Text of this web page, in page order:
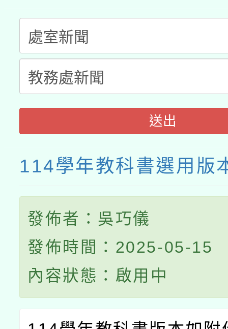
送出
114學年教科書選用版
發佈者：吳巧儀
發佈時間：2025-05-15
內容狀態：啟用中